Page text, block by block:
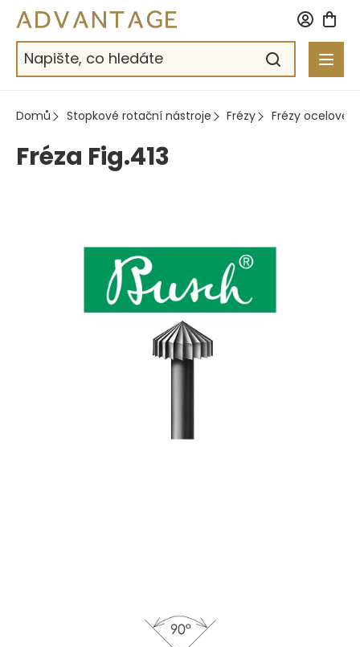
Přejít
obsah
Domů Stopkové rotační nástroje Frézy Frézy ocelové
Fréza Fig.413